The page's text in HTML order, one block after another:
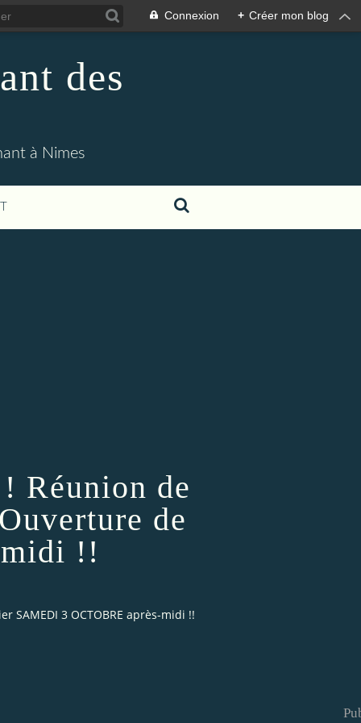
Connexion + Créer mon blog
des
à Nimes
Réunion de
de
!!
SAMEDI 3 OCTOBRE après-midi !!